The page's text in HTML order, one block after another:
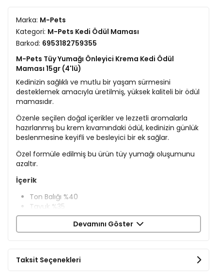
Marka: M-Pets
Kategori: M-Pets Kedi Ödül Maması
Barkod: 6953182759355
M-Pets Tüy Yumağı Önleyici Krema Kedi Ödül
Maması 15gr (4'lü)
Kedinizin sağlıklı ve mutlu bir yaşam sürmesini
desteklemek amacıyla üretilmiş, yüksek kaliteli bir ödül
mamasıdır.
Özenle seçilen doğal içerikler ve lezzetli aromalarla
hazırlanmış bu krem kıvamındaki ödül, kedinizin günlük
beslenmesine keyifli ve besleyici bir ek sağlar.
Özel formüle edilmiş bu ürün tüy yumağı oluşumunu
azaltır.
İçerik
Ton Balığı %40
Tavuk %35
Somon %17
Mısır Nişastası %4
Kabak %2
Oligofruktoz %0,9
Psilyum %0,1
Devamını Göster
Taksit Seçenekleri